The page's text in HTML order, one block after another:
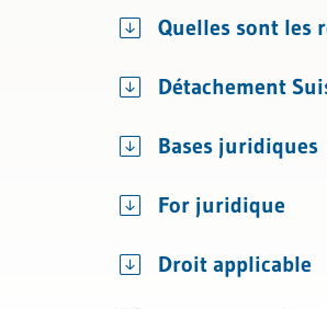
Licenciement
Assurances
Quelles sont les
Détachement
Bases juridiques
For juridique
Droit applicable